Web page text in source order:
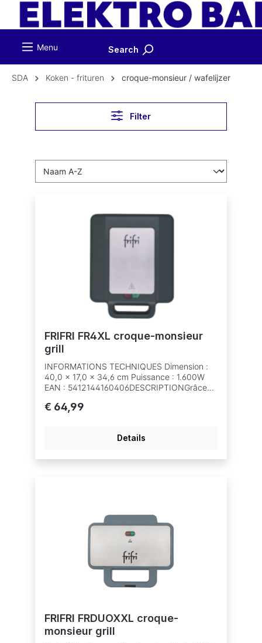
Menu Search
SDA Koken - frituren croque-monsieur / wafelijzer
Filter
FRIFRI FR4XL croque-monsieur
grill
INFORMATIONS TECHNIQUES Dimension :
40,0 x 17,0 x 34,6 cm Puissance : 1.600W
EAN : 5412144160406DESCRIPTIONGrâce
Frifri, les grandes tablées d’impatients
facilement. Élégant et robuste, il s’intégrera
repas sur le pouce.LE Croque-Monsieur
€ 64,99
Details
FRIFRI FRDUOXXL croque-
monsieur grill